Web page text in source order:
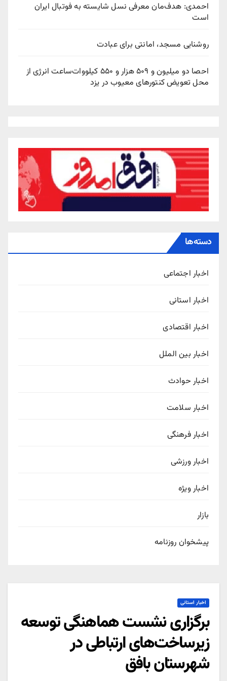
احمدی: هدف‌مان معرفی نسل شایسته به فوتبال ایران
است
روشنایی مسجد، امانتی برای عبادت
احصا دو میلیون و ۵۰۹ هزار و ۵۵۰ کیلووات‌ساعت انرژی از
محل تعویض کنتورهای معیوب در یزد
دسته‌ها
اخبار اجتماعی
اخبار استانی
اخبار اقتصادی
اخبار بین الملل
اخبار حوادث
اخبار سلامت
اخبار فرهنگی
اخبار ورزشی
اخبار ویژه
بازار
پیشخوان روزنامه
اخبار استانی
برگزاری نشست هماهنگی توسعه
زیرساخت‌های ارتباطی در
شهرستان بافق